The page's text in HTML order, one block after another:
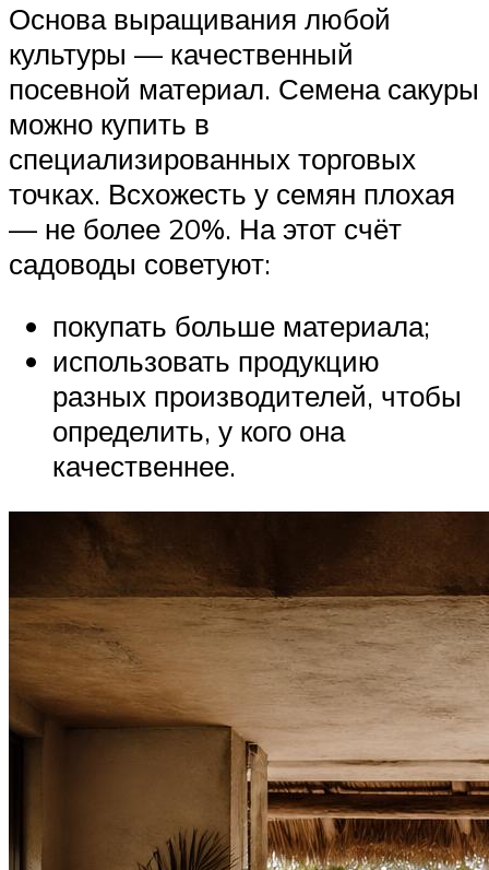
Основа выращивания любой
культуры — качественный
посевной материал. Семена сакуры
можно купить в
специализированных торговых
точках. Всхожесть у семян плохая
— не более 20%. На этот счёт
садоводы советуют:
покупать больше материала;
использовать продукцию
разных производителей, чтобы
определить, у кого она
качественнее.